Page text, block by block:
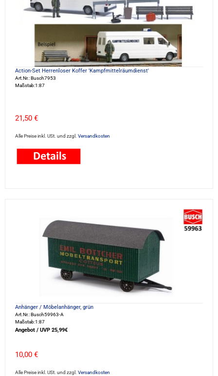
Action-Set Herrenloser Koffer 'Kampfmittelräumdienst'
Art.Nr.: Busch7953
Maßstab:1:87
21,50 €
Alle Preise inkl. USt. und zzgl. Versandkosten
Anhänger / Möbelanhänger, grün
Art.Nr.: Busch59963-A
Maßstab:1:87
Angebot / UVP 25,99€
10,00 €
Alle Preise inkl. USt. und zzgl. Versandkosten